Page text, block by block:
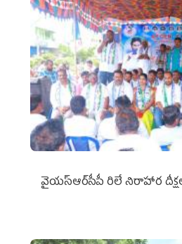
వైయ‌స్ఆర్‌సీపీ రిలే నిరాహార